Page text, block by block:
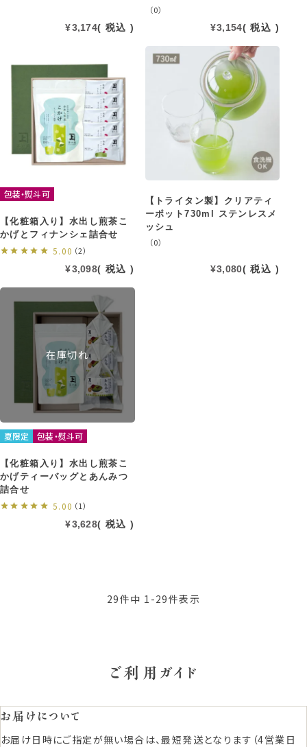
¥3,174 税込
（0）
¥3,154 税込
包装・熨斗可
【化粧箱入り】水出し煎茶こ
かげとフィナンシェ詰合せ
5.00 （2）
¥3,098 税込
【トライタン製】クリアティ
ーポット730ml ステンレスメ
ッシュ
（0）
¥3,080 税込
在庫切れ
夏限定 包装・熨斗可
【化粧箱入り】水出し煎茶こ
かげティーバッグとあんみつ
詰合せ
5.00 （1）
¥3,628 税込
29件中 1 -29件表示
ご利用ガイド
お届けについて
お届け日時にご指定が無い場合は、最短発送となります（4営業日